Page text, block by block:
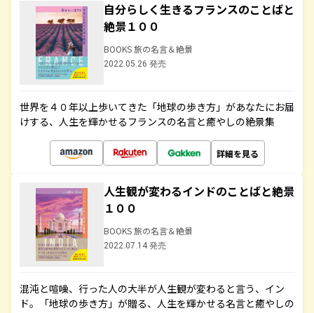
自分らしく生きるフランスのことばと
絶景１００
BOOKS 旅の名言＆絶景
2022.05.26 発売
世界を４０年以上歩いてきた「地球の歩き方」があなたにお届
けする、人生を輝かせるフランスの名言と癒やしの絶景集
詳細を見る
人生観が変わるインドのことばと絶景
１００
BOOKS 旅の名言＆絶景
2022.07.14 発売
混沌と喧噪、行った人の大半が人生観が変わると言う、イン
ド。「地球の歩き方」が贈る、人生を輝かせる名言と癒やしの